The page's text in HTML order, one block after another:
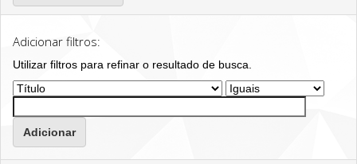
Adicionar filtros:
Utilizar filtros para refinar o resultado de busca.